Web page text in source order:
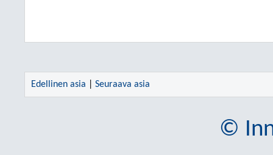
Edellinen asia Seuraava asia
©